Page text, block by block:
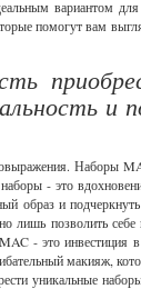
вариантом
помогут вам
и
Наборы
- это
образ и
лишь позволить себе
- это инвестиция
макияж,
уникальные